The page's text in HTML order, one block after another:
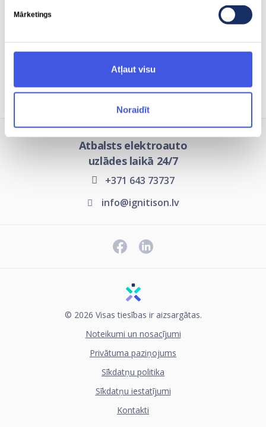
Mārketings
Atļaut visu
Noraidīt
Tiek atbalstīta
Atbalsts elektroauto
uzlādes laikā 24/7
+371 643 73737
info@ignitison.lv
© 2026 Visas tiesības ir aizsargātas.
Noteikumi un nosacījumi
Privātuma paziņojums
Sīkdatņu politika
Sīkdatņu iestatījumi
Kontakti